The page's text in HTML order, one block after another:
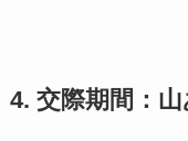
4. 交際期間：